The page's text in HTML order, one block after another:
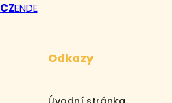
CZENDE
Odkazy